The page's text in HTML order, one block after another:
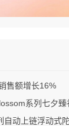
售额增长16%
系列七夕臻
链浮动式陀飞轮“夜色